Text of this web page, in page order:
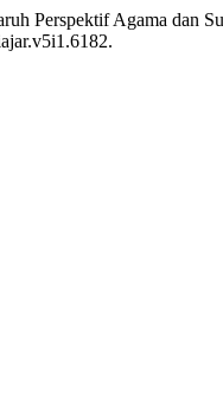
Perspektif Agama dan